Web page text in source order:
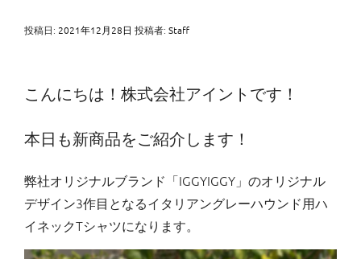
投稿日: 2021年12月28日 投稿者: Staff
こんにちは！株式会社アイントです！
本日も新商品をご紹介します！
弊社オリジナルブランド「IGGYIGGY」のオリジナル
デザイン3作目となるイタリアングレーハウンド用ハ
イネックTシャツになります。